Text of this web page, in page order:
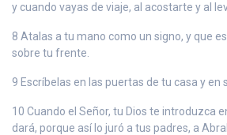
y cuando vayas de viaje, al acostarte y al
8 Atalas a tu mano como un signo, y que
sobre tu frente.
9 Escríbelas en las puertas de tu casa y en
10 Cuando el Señor, tu Dios te introduzca
dará, porque así lo juró a tus padres, a